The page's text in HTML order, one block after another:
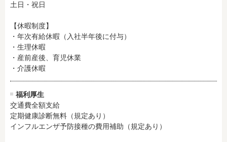
土日・祝日
【休暇制度】
・年次有給休暇（入社半年後に付与）
・生理休暇
・産前産後、育児休業
・介護休暇
福利厚生
交通費全額支給
定期健康診断無料（規定あり）
インフルエンザ予防接種の費用補助（規定あり）